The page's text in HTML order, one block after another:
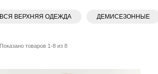
ВСЯ ВЕРХНЯЯ ОДЕЖДА ДЕМИСЕЗОННЫЕ
Показано товаров 1-8 из 8